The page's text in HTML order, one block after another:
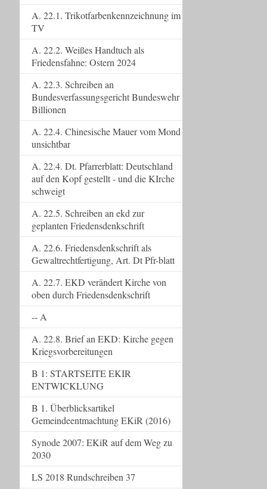
A. 22.1. Trikotfarbenkennzeichnung im
TV
A. 22.2. Weißes Handtuch als
Friedensfahne: Ostern 2024
A. 22.3. Schreiben an
Bundesverfassungsgericht Bundeswehr
Billionen
A. 22.4. Chinesische Mauer vom Mond
unsichtbar
A. 22.4. Dt. Pfarrerblatt: Deutschland
auf den Kopf gestellt - und die KIrche
schweigt
A. 22.5. Schreiben an ekd zur
geplanten Friedensdenkschrift
A. 22.6. Friedensdenkschrift als
Gewaltrechtfertigung, Art. Dt Pfr-blatt
A. 22.7. EKD verändert Kirche von
oben durch Friedensdenkschrift
-- A
A. 22.8. Brief an EKD: Kirche gegen
Kriegsvorbereitungen
B 1: STARTSEITE EKIR
ENTWICKLUNG
B 1. Überblicksartikel
Gemeindeentmachtung EKiR (2016)
Synode 2007: EKiR auf dem Weg zu
2030
LS 2018 Rundschreiben 37